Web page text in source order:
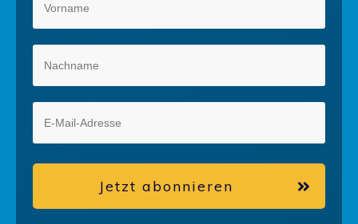
Jetzt abonnieren